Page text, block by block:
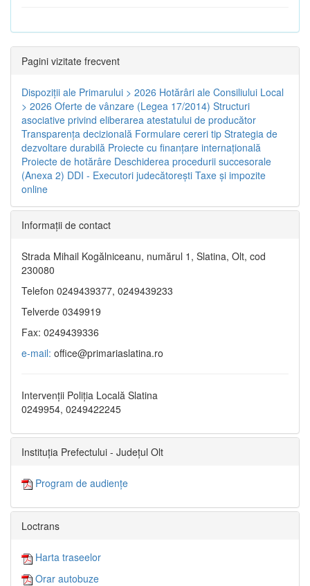
Pagini vizitate frecvent
Dispoziţii ale Primarului > 2026 Hotărâri ale Consiliului Local
> 2026 Oferte de vânzare (Legea 17/2014) Structuri
asociative privind eliberarea atestatului de producător
Transparenţa decizională Formulare cereri tip Strategia de
dezvoltare durabilă Proiecte cu finanţare internaţională
Proiecte de hotărâre Deschiderea procedurii succesorale
(Anexa 2) DDI - Executori judecătorești Taxe şi impozite
online
Informaţii de contact
Strada Mihail Kogălniceanu, numărul 1, Slatina, Olt, cod
230080
Telefon 0249439377, 0249439233
Telverde 0349919
Fax: 0249439336
e-mail: office@primariaslatina.ro
Intervenții Poliția Locală Slatina
0249954, 0249422245
Instituția Prefectului - Județul Olt
Program de audiențe
Loctrans
Harta traseelor
Orar autobuze